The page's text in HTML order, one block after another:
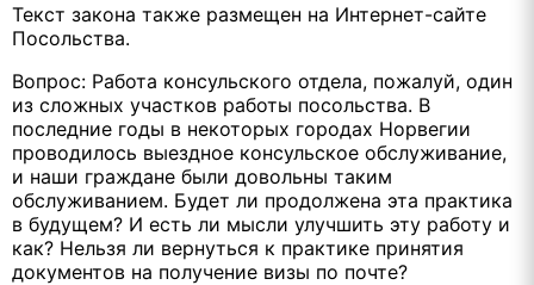
Текст закона также размещен на Интернет-сайте
Посольства.
Вопрос: Работа консульского отдела, пожалуй, один
из сложных участков работы посольства. В
последние годы в некоторых городах Норвегии
проводилось выездное консульское обслуживание,
и наши граждане были довольны таким
обслуживанием. Будет ли продолжена эта практика
в будущем? И есть ли мысли улучшить эту работу и
как? Нельзя ли вернуться к практике принятия
документов на получение визы по почте?